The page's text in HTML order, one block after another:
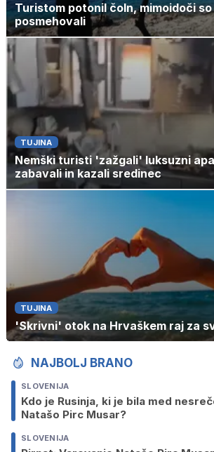
Turistom potonil čoln, mimoidoči so
posmehovali
TUJINA
Nemški turisti 'zažgali' luksuzni
zabavali in kazali sredinec
TUJINA
'Skrivni' otok na Hrvaškem raj za
NAJBOLJ BRANO
SLOVENIJA
Kdo je Rusinja, ki je bila med
Natašo Pirc Musar?
SLOVENIJA